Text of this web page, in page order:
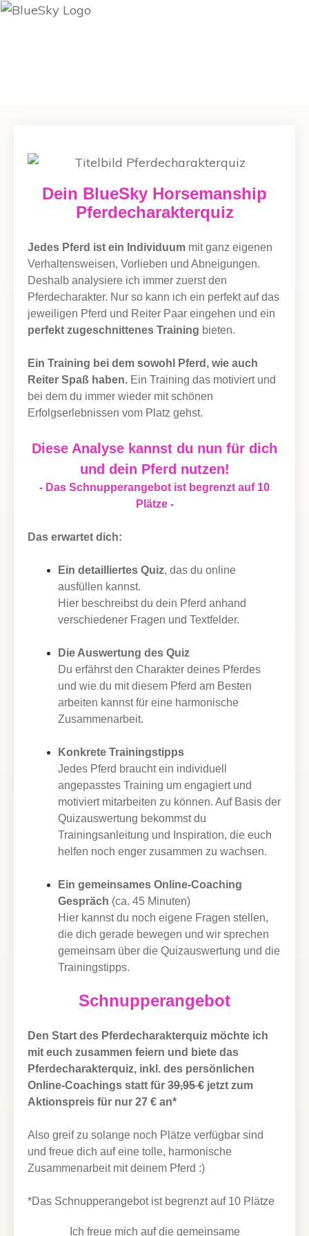
Dein BlueSky Horsemanship
Pferdecharakterquiz
Jedes Pferd ist ein Individuum mit ganz eigenen
Verhaltensweisen, Vorlieben und Abneigungen.
Deshalb analysiere ich immer zuerst den
Pferdecharakter. Nur so kann ich ein perfekt auf das
jeweiligen Pferd und Reiter Paar eingehen und ein
perfekt zugeschnittenes Training bieten.
Ein Training bei dem sowohl Pferd, wie auch
Reiter Spaß haben. Ein Training das motiviert und
bei dem du immer wieder mit schönen
Erfolgserlebnissen vom Platz gehst.
Diese Analyse kannst du nun für dich
und dein Pferd nutzen!
- Das Schnupperangebot ist begrenzt auf 10
Plätze -
Das erwartet dich:
Ein detailliertes Quiz, das du online
ausfüllen kannst.
Hier beschreibst du dein Pferd anhand
verschiedener Fragen und Textfelder.
Die Auswertung des Quiz
Du erfährst den Charakter deines Pferdes
und wie du mit diesem Pferd am Besten
arbeiten kannst für eine harmonische
Zusammenarbeit.
Konkrete Trainingstipps
Jedes Pferd braucht ein individuell
angepasstes Training um engagiert und
motiviert mitarbeiten zu können. Auf Basis der
Quizauswertung bekommst du
Trainingsanleitung und Inspiration, die euch
helfen noch enger zusammen zu wachsen.
Ein gemeinsames Online-Coaching
Gespräch (ca. 45 Minuten)
Hier kannst du noch eigene Fragen stellen,
die dich gerade bewegen und wir sprechen
gemeinsam über die Quizauswertung und die
Trainingstipps.
Schnupperangebot
Den Start des Pferdecharakterquiz möchte ich
mit euch zusammen feiern und biete das
Pferdecharakterquiz, inkl. des persönlichen
Online-Coachings statt für 39,95 € jetzt zum
Aktionspreis für nur 27 € an*
Also greif zu solange noch Plätze verfügbar sind
und freue dich auf eine tolle, harmonische
Zusammenarbeit mit deinem Pferd :)
*Das Schnupperangebot ist begrenzt auf 10 Plätze
Ich freue mich auf die gemeinsame